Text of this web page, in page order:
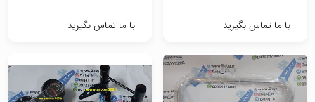
با ما تماس بگیرید با ما تماس بگیرید